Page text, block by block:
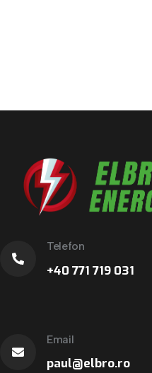
Telefon
+40 771 719 031
Email
paul@elbro.ro